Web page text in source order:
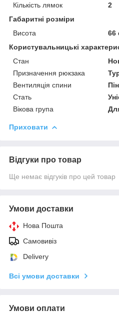
Кількість лямок
2
Габаритні розміри
Висота
66
Користувальницькі
Стан
Призначення рюкзака
Вентиляція спини
Стать
Вікова група
Приховати
Відгуки про товар
Ще немає відгуків про цей товар
Умови доставки
Нова Пошта
Самовивіз
Delivery
Всі умови доставки
Умови оплати